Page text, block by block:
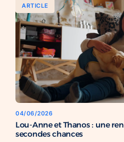
ARTICLE
04/06/2026
Lou-Anne et Thanos : une
secondes chances